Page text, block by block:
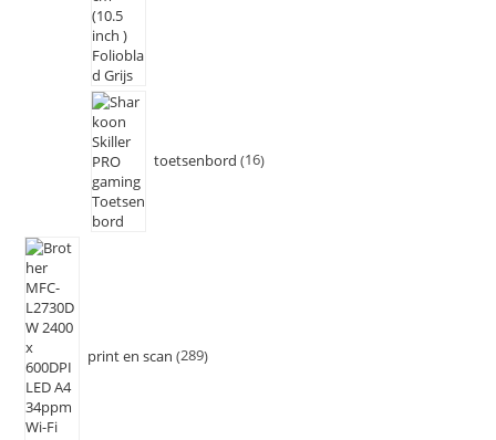
toetsenbord 16
print en scan 289